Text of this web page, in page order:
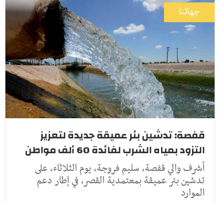
جهاتنا
قفصة: تدشين بئر عميقة جديدة لتعزيز
التزود بمياه الشرب لفائدة 60 ألف مواطن
أشرف والي قفصة، سليم فروجة، يوم الثلاثاء، على
تدشين بئر عميقة بمعتمدية القصر، في إطار دعم
الموارد